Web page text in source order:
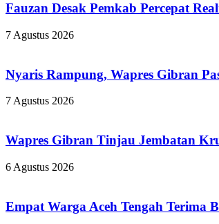
Fauzan Desak Pemkab Percepat
7 Agustus 2026
Nyaris Rampung, Wapres Gibran
7 Agustus 2026
Wapres Gibran Tinjau Jembatan
6 Agustus 2026
Empat Warga Aceh Tengah Terima